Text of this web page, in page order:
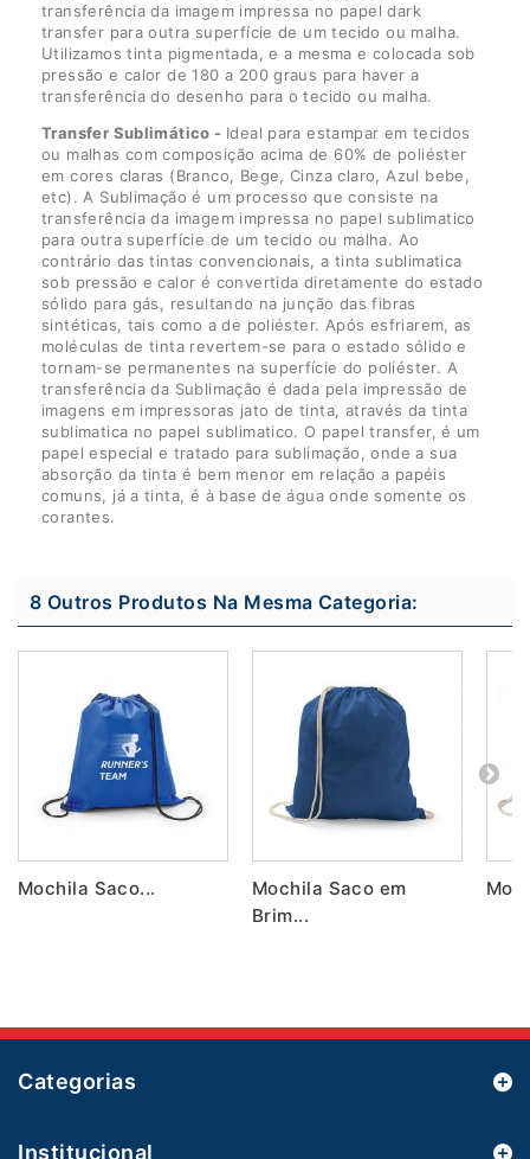
transferência da imagem impressa no papel dark
transfer para outra superfície de um tecido ou malha.
Utilizamos tinta pigmentada, e a mesma e colocada sob
pressão e calor de 180 a 200 graus para haver a
transferência do desenho para o tecido ou malha.
Transfer Sublimático - Ideal para estampar em tecidos
ou malhas com composição acima de 60% de poliéster
em cores claras (Branco, Bege, Cinza claro, Azul bebe,
etc). A Sublimação é um processo que consiste na
transferência da imagem impressa no papel sublimatico
para outra superfície de um tecido ou malha. Ao
contrário das tintas convencionais, a tinta sublimatica
sob pressão e calor é convertida diretamente do estado
sólido para gás, resultando na junção das fibras
sintéticas, tais como a de poliéster. Após esfriarem, as
moléculas de tinta revertem-se para o estado sólido e
tornam-se permanentes na superfície do poliéster. A
transferência da Sublimação é dada pela impressão de
imagens em impressoras jato de tinta, através da tinta
sublimatica no papel sublimatico. O papel transfer, é um
papel especial e tratado para sublimação, onde a sua
absorção da tinta é bem menor em relação a papéis
comuns, já a tinta, é à base de água onde somente os
corantes.
8 Outros Produtos Na Mesma Categoria:
Mochila Saco...
Mochila Saco em
Brim...
Categorias
Institucional